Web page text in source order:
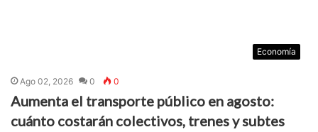
Economía
Ago 02, 2026 0 0
Aumenta el transporte público en agosto:
cuánto costarán colectivos, trenes y subtes